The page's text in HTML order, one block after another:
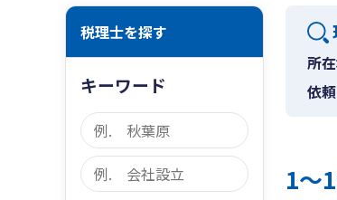
税理士を探す
キーワード
所
依
1〜